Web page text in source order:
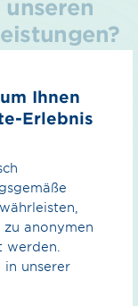
Anfrage, oder
Termin.
Ihnen
Erlebnis
zu anonymen
werden.
in unserer